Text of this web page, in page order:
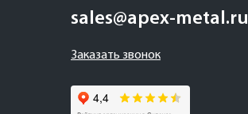
sales@apex-metal.ru
Заказать звонок